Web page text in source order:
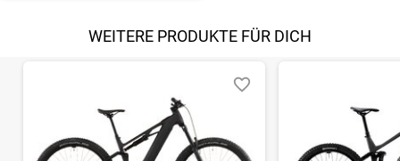
WEITERE PRODUKTE FÜR DICH